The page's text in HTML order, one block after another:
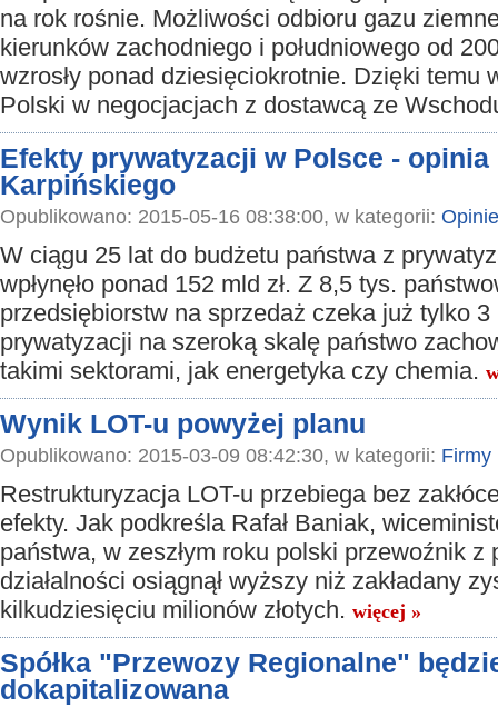
na rok rośnie. Możliwości odbioru gazu
kierunków zachodniego i południowego od
wzrosły ponad dziesięciokrotnie. Dzięki temu
Polski w negocjacjach z dostawcą ze
Efekty prywatyzacji w Polsce -
Karpińskiego
Opublikowano: 2015-05-16 08:38:00, w kategorii: Opinie
W ciągu 25 lat do budżetu państwa z
wpłynęło ponad 152 mld zł. Z 8,5 tys.
przedsiębiorstw na sprzedaż czeka już tylko 3
prywatyzacji na szeroką skalę państwo
takimi sektorami, jak energetyka czy chemia.
Wynik LOT-u powyżej planu
Opublikowano: 2015-03-09 08:42:30, w kategorii: Firmy
Restrukturyzacja LOT-u przebiega bez
efekty. Jak podkreśla Rafał Baniak,
państwa, w zeszłym roku polski przewoźnik z
działalności osiągnął wyższy niż zakładany
kilkudziesięciu milionów złotych. więcej »
Spółka "Przewozy Regionalne"
dokapitalizowana